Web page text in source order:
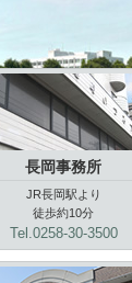
長岡事務所
JR長岡駅より
徒歩約10分
Tel.0258-30-3500